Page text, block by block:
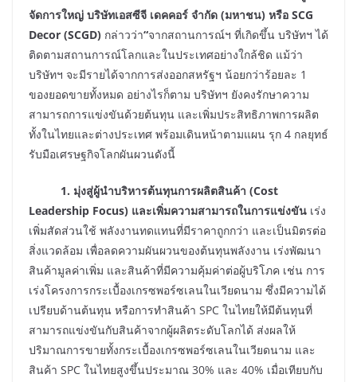
จัดการใหญ่ บริษัทเอสซีจี เดคคอร์ จำกัด (มหาชน) หรือ SCG
Decor (SCGD) กล่าวว่า“จากสถานการณ์ฯ ที่เกิดขึ้น บริษัทฯ ได้
ติดตามสถานการณ์โลกและในประเทศอย่างใกล้ชิด แม้ว่า
บริษัทฯ จะมีรายได้จากการส่งออกสหรัฐฯ น้อยกว่าร้อยละ 1
ของยอดขายทั้งหมด อย่างไรก็ตาม บริษัทฯ ยังคงรักษาความ
สามารถการแข่งขันด้วยต้นทุน และเพิ่มประสิทธิภาพการผลิต
ทั้งในไทยและต่างประเทศ พร้อมเดินหน้าตามแผน รุก 4 กลยุทธ์
รับมือเศรษฐกิจโลกผันผวนดังนี้
1. มุ่งสู่ผู้นำบริหารต้นทุนการผลิตสินค้า (Cost
Leadership Focus) และเพิ่มความสามารถในการแข่งขัน เร่ง
เพิ่มสัดส่วนใช้ พลังงานทดแทนที่มีราคาถูกกว่า และเป็นมิตรต่อ
สิ่งแวดล้อม เพื่อลดความผันผวนของต้นทุนพลังงาน เร่งพัฒนา
สินค้ามูลค่าเพิ่ม และสินค้าที่มีความคุ้มค่าต่อผู้บริโภค เช่น การ
เร่งโครงการกระเบื้องเกรซพอร์ซเลนในเวียดนาม ซึ่งมีความได้
เปรียบด้านต้นทุน หรือการทำสินค้า SPC ในไทยให้มีต้นทุนที่
สามารถแข่งขันกับสินค้าจากผู้ผลิตระดับโลกได้ ส่งผลให้
ปริมาณการขายทั้งกระเบื้องเกรซพอร์ซเลนในเวียดนาม และ
สินค้า SPC ในไทยสูงขึ้นประมาณ 30% และ 40% เมื่อเทียบกับ